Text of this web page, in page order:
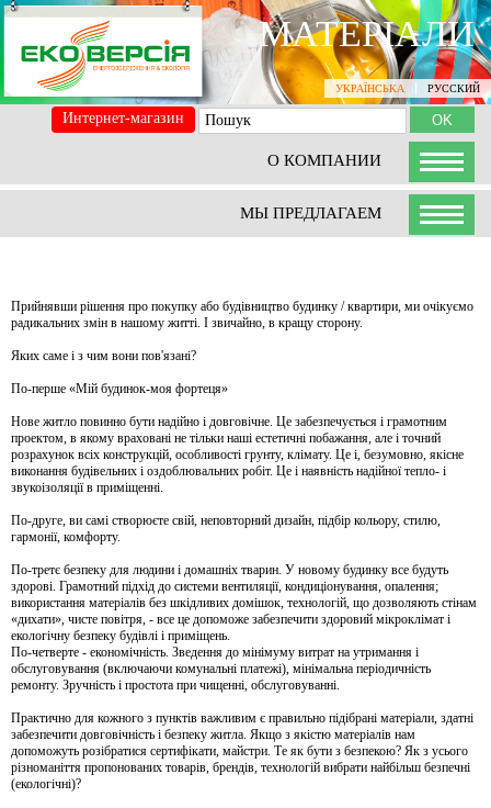
УКРАЇНСЬКА РУССКИЙ
МАТЕРІАЛИ
О КОМПАНИИ
Интернет-магазин
МЫ ПРЕДЛАГАЕМ
Прийнявши рішення про покупку або будівництво будинку / квартири, ми очікуємо
радикальних змін в нашому житті. І звичайно, в кращу сторону.
Яких саме і з чим вони пов'язані?
По-перше «Мій будинок-моя фортеця»
Нове житло повинно бути надійно і довговічне. Це забезпечується і грамотним
проектом, в якому враховані не тільки наші естетичні побажання, але і точний
розрахунок всіх конструкцій, особливості грунту, клімату. Це і, безумовно, якісне
виконання будівельних і оздоблювальних робіт. Це і наявність надійної тепло- і
звукоізоляції в приміщенні.
По-друге, ви самі створюєте свій, неповторний дизайн, підбір кольору, стилю,
гармонії, комфорту.
По-третє безпеку для людини і домашніх тварин. У новому будинку все будуть
здорові. Грамотний підхід до системи вентиляції, кондиціонування, опалення;
використання матеріалів без шкідливих домішок, технологій, що дозволяють стінам
«дихати», чисте повітря, - все це допоможе забезпечити здоровий мікроклімат і
екологічну безпеку будівлі і приміщень.
По-четверте - економічність. Зведення до мінімуму витрат на утримання і
обслуговування (включаючи комунальні платежі), мінімальна періодичність
ремонту. Зручність і простота при чищенні, обслуговуванні.
Практично для кожного з пунктів важливим є правильно підібрані матеріали, здатні
забезпечити довговічність і безпеку житла. Якщо з якістю матеріалів нам
допоможуть розібратися сертифікати, майстри. Те як бути з безпекою? Як з усього
різноманіття пропонованих товарів, брендів, технологій вибрати найбільш безпечні
(екологічні)?